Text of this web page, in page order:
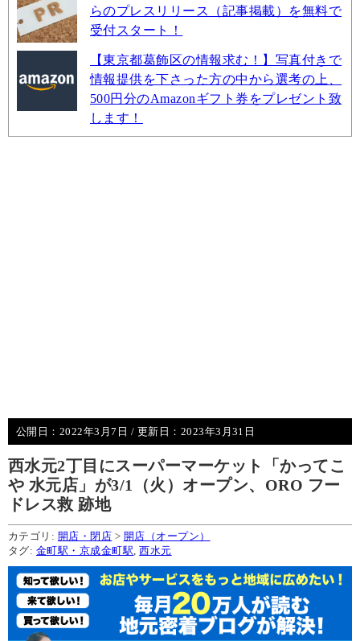
らのプレスリリース（記事掲載）を無料で
受付スタート！
【東京都葛飾区の情報求む！】写真付きで
情報提供を下さった方の中から選考の上、
500円分のAmazonギフト券をプレゼント致
します！
公開日： 2022年3月7日 / 更新日： 2023年3月31日
西水元2丁目にスーパーマーケット「かってこ
や 水元店」が3/1（火）オープン、ORO フー
ドレス救 跡地
カテゴリ: 開店・閉店 > 開店（オープン）
タグ: 金町駅・京成金町駅 ,西水元